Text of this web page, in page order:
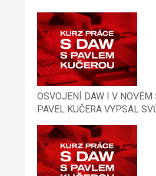
OSVOJENÍ DAW I V NOVÉM
PAVEL KUČERA VYPSAL